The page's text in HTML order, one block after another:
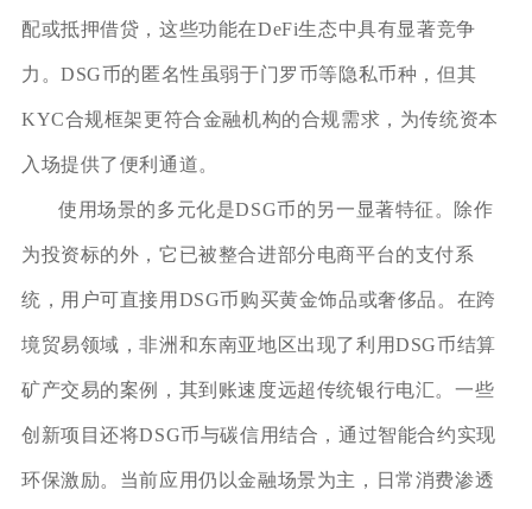
配或抵押借贷，这些功能在DeFi生态中具有显著竞争
力。DSG币的匿名性虽弱于门罗币等隐私币种，但其
KYC合规框架更符合金融机构的合规需求，为传统资本
入场提供了便利通道。
使用场景的多元化是DSG币的另一显著特征。除作
为投资标的外，它已被整合进部分电商平台的支付系
统，用户可直接用DSG币购买黄金饰品或奢侈品。在跨
境贸易领域，非洲和东南亚地区出现了利用DSG币结算
矿产交易的案例，其到账速度远超传统银行电汇。一些
创新项目还将DSG币与碳信用结合，通过智能合约实现
环保激励。当前应用仍以金融场景为主，日常消费渗透